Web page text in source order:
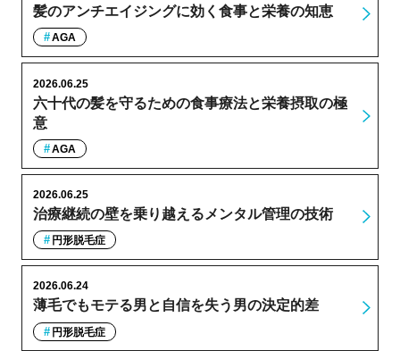
髪のアンチエイジングに効く食事と栄養の知恵
AGA
六十代の髪を守るための食事療法と栄養摂取の極
意
2026.06.25
AGA
治療継続の壁を乗り越えるメンタル管理の技術
2026.06.25
円形脱毛症
薄毛でもモテる男と自信を失う男の決定的差
2026.06.24
円形脱毛症